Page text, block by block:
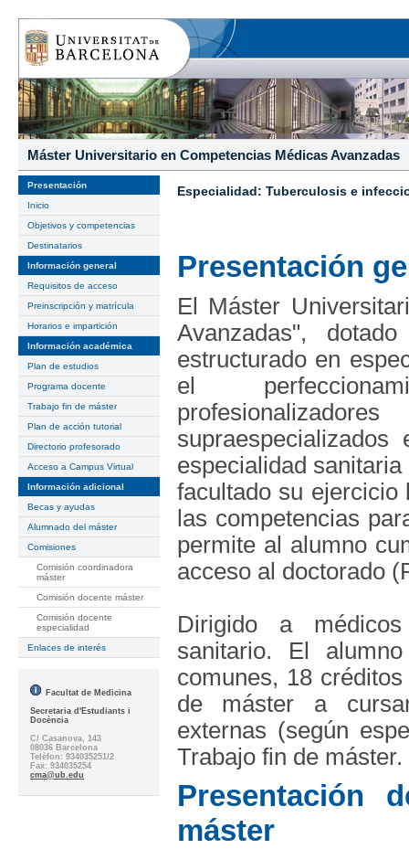
Máster Universitario en Competencias Médicas Avanzadas
Presentación
Inicio
Objetivos y competencias
Destinatarios
Información general
Requisitos de acceso
Preinscripción y matrícula
Horarios e impartición
Información académica
Plan de estudios
Programa docente
Trabajo fin de máster
Plan de acción tutorial
Directorio profesorado
Acceso a Campus Virtual
Información adicional
Becas y ayudas
Alumnado del máster
Comisiones
Comisión coordinadora
máster
Comisión docente máster
Comisión docente
especialidad
Enlaces de interés
Facultat de Medicina
Secretaria d'Estudiants i
Docència
C/ Casanova, 143
08036 Barcelona
Telèfon: 934035251/2
Fax: 934035254
cma@ub.edu
Especialidad: Tuberculosis e
Presentación
El Máster
Avanzadas",
estructurado en
el
especialidad
facultado su ejercicio
las competencias
permite al alumno
acceso al doctorado
Dirigido a
sanitario. El
comunes, 18
de máster a
externas (según
Trabajo fin de máster.
Presentación
máster